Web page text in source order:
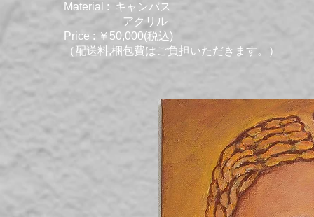
Material : キャンバス
​ アクリル
Price : ￥50,000(税込)
（配送料,梱包費はご負担いただきます。）